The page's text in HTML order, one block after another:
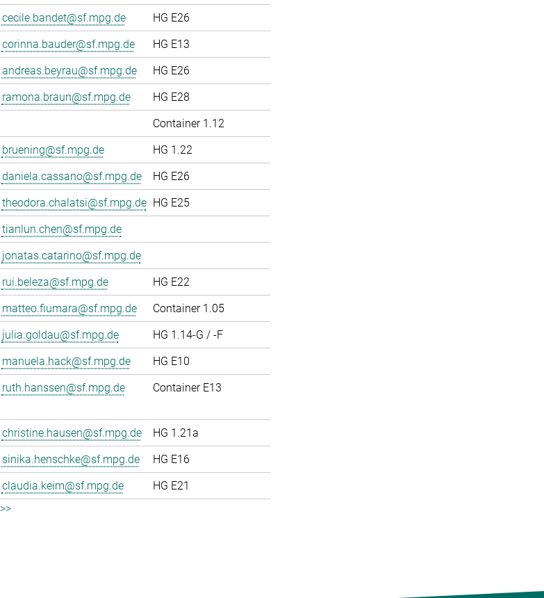
cecile.bandet@sf.mpg.de
HG E26
corinna.bauder@sf.mpg.de
HG E13
andreas.beyrau@sf.mpg.de
HG E26
ramona.braun@sf.mpg.de
HG E28
Container 1.12
bruening@sf.mpg.de
HG 1.22
daniela.cassano@sf.mpg.de
HG E26
theodora.chalatsi@sf.mpg.de HG E25
tianlun.chen@sf.mpg.de
jonatas.catarino@sf.mpg.de
rui.beleza@sf.mpg.de
HG E22
matteo.fiumara@sf.mpg.de
Container 1.05
julia.goldau@sf.mpg.de
HG 1.14-G / -F
manuela.hack@sf.mpg.de
HG E10
ruth.hanssen@sf.mpg.de Container E13
christine.hausen@sf.mpg.de
HG 1.21a
sinika.henschke@sf.mpg.de
HG E16
claudia.keim@sf.mpg.de
HG E21
>>